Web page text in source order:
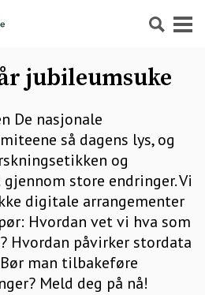
Søk Meny
jubileumsuke
De nasjonale
så dagens lys, og
og
store endringer. Vi
digitale arrangementer
Hvordan vet vi hva som
Hvordan påvirker stordata
man tilbakeføre
Meld deg på nå!